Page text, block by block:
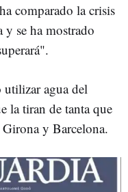
comparado la crisis
se ha mostrado
utilizar agua del
la tiran de tanta que
Girona y Barcelona.